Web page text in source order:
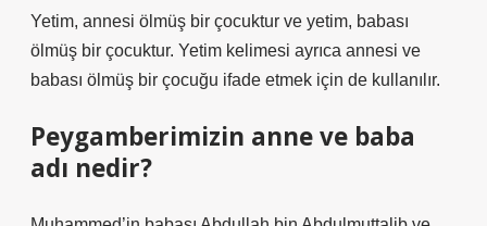
Yetim, annesi ölmüş bir çocuktur ve yetim, babası
ölmüş bir çocuktur. Yetim kelimesi ayrıca annesi ve
babası ölmüş bir çocuğu ifade etmek için de kullanılır.
Peygamberimizin anne ve baba
adı nedir?